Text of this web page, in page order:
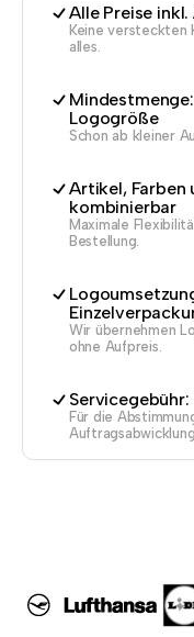
Alle Preise
Keine versteckten
alles.
Logogröße
Schon ab kleiner
Artikel, Farben
kombinierbar
Maximale
Bestellung.
Wir übernehmen
ohne Aufpreis.
Für die